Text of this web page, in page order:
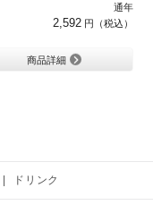
通年
2,592
商品詳細
ドリンク